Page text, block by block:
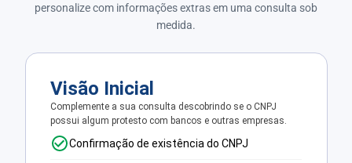
personalize com informações extras em uma consulta sob
medida.
Visão Inicial
Complemente a sua consulta descobrindo se o CNPJ
possui algum protesto com bancos e outras empresas.
Confirmação de existência do CNPJ